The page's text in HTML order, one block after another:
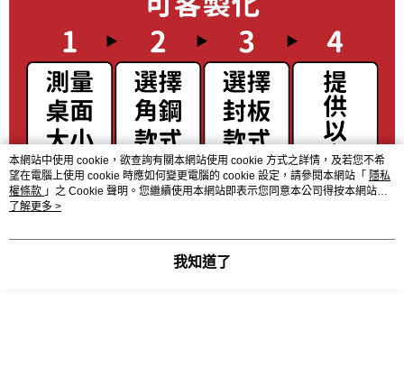
本網站中使用 cookie，欲查詢有關本網站使用 cookie 方式之詳情，及若您不希
望在電腦上使用 cookie 時應如何變更電腦的 cookie 設定，請參閱本網站「 隱私
權條款 」之 Cookie 聲明。您繼續使用本網站即表示您同意本公司得按本網站使
用條款之 Cookie 聲明使用 cookie。
了解更多 >
我知道了